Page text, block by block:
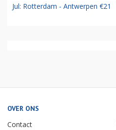
Jul: Rotterdam - Antwerpen €21
OVER ONS
Contact